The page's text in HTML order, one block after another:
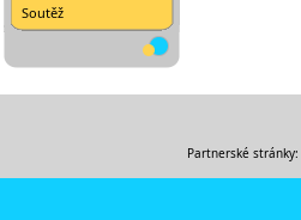
Soutěž
Partnerské stránky: